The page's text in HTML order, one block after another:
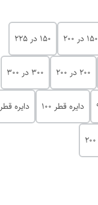
150 در 200 150 در 225
200 در 200 300 در 300
دایره قطر 100 دایره قطر 120